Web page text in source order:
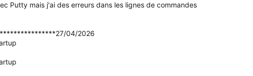
Putty mais j'ai des erreurs dans les lignes de commandes
04/2026